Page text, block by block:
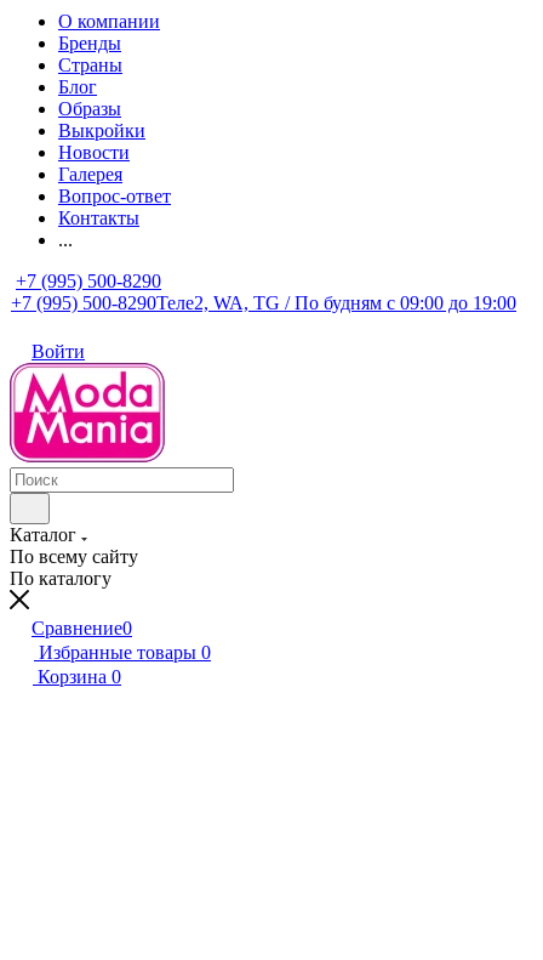
О компании
Бренды
Страны
Блог
Образы
Выкройки
Новости
Галерея
Вопрос-ответ
Контакты
...
+7 (995) 500-8290
+7 (995) 500-8290Теле2, WA, TG / По будням c 09:00 до 19:00
Войти
Каталог
По всему сайту
По каталогу
Сравнение0
Избранные товары 0
Корзина 0